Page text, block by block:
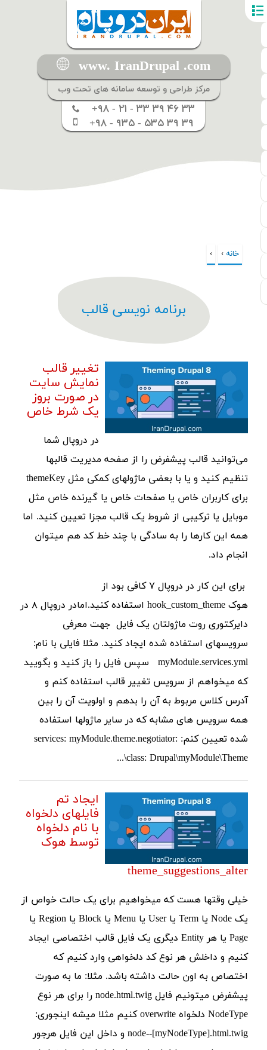
www. IranDrupal .com
مرکز طراحی و توسعه سامانه های تحت وب
+۹۸ - ۲۱ - ۳۳ ۳۹ ۴۶ ۳۳
+۹۸ - ۹۳۵ - ۵۳۵ ۳۹ ۳۹
شما اینجا هستید
خانه ›
›
برنامه نویسی قالب
تغییر قالب
نمایش سایت
در صورت بروز
یک شرط خاص
در دروپال شما
می‌توانید قالب پیشفرض را از صفحه مدیریت قالبها
تنظیم کنید و یا با بعضی ماژولهای کمکی مثل themeKey
برای کاربران خاص یا صفحات خاص یا گیرنده خاص مثل
موبایل یا ترکیبی از شروط یک قالب مجزا تعیین کنید. اما
همه این کارها را به سادگی با چند خط کد هم می‎توان
انجام داد.
برای این کار در دروپال ۷ کافی بود از
هوک hook_custom_theme استفاده کنید.امادر دروپال ۸ در
دایرکتوری روت ماژولتان یک فایل جهت معرفی
سرویسهای استفاده شده ایجاد کنید. مثلا فایلی با نام:
myModule.services.yml سپس فایل را باز کنید و بگویید
که میخواهم از سرویس تغییر قالب استفاده کنم و
آدرس کلاس مربوط به آن را بدهم و اولویت آن را بین
همه سرویس های مشابه که در سایر ماژولها استفاده
شده تعیین کنم: services: myModule.theme.negotiator:
class: Drupal\myModule\Theme\...
ایجاد تم
فایلهای دلخواه
با نام دلخواه
توسط هوک
theme_suggestions_alter
خیلی وقتها هست که میخواهیم برای یک حالت خواص از
یک Node یا Term یا User یا Menu یا Block یا Region یا
Page یا هر Entity دیگری یک فایل قالب اختصاصی ایجاد
کنیم و داخلش هر نوع کد دلخواهی وارد کنیم که
اختصاص به اون حالت داشته باشد. مثلا: ما به صورت
پیشفرض میتونیم فایل node.html.twig را برای هر نوع
NodeType دلخواه overwrite کنیم مثلا میشه اینجوری:
node--[myNodeType].html.twig و داخل این فایل هرجور